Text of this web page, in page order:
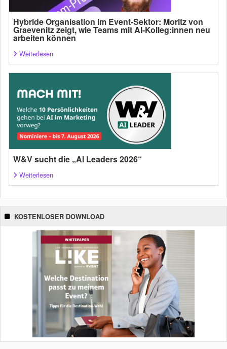
Hybride Organisation im Event-Sektor: Moritz von
Graevenitz zeigt, wie Teams mit AI-Kolleg:innen neu
arbeiten können
Weiterlesen
W&V sucht die „AI Leaders 2026“
Weiterlesen
KOSTENLOSER DOWNLOAD